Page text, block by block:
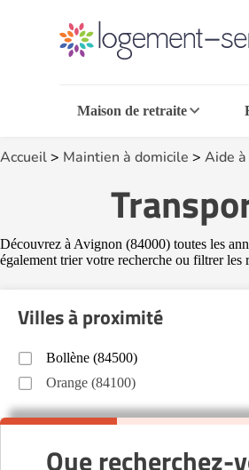
Maison de retraite
Accueil> Maintien à domicile > Aide
Découvrez à Avignon (84000) toutes les
également trier votre recherche ou filtrer
Villes à proximité
Bollène (84500)
Orange (84100)
Que recherchez-